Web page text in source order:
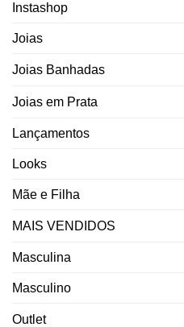
Instashop
Joias
Joias Banhadas
Joias em Prata
Lançamentos
Looks
Mãe e Filha
MAIS VENDIDOS
Masculina
Masculino
Outlet